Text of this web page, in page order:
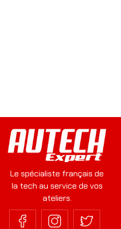
Le spécialiste français de
la tech au service de vos
ateliers.